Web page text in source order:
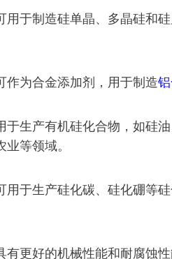
用于制造硅单晶、多晶硅和
作为合金添加剂，用于制造
于生产有机硅化合物，如硅
等领域。
用于生产硅化碳、硅化硼等
有更好的机械性能和耐腐蚀